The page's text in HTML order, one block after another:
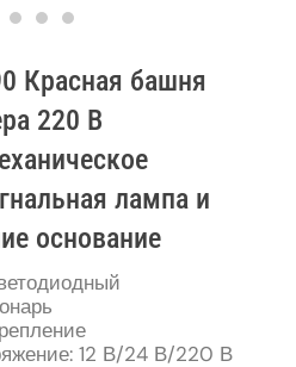
Красная башня
220 В
лампа и
основание
12 В/24 В/220 В